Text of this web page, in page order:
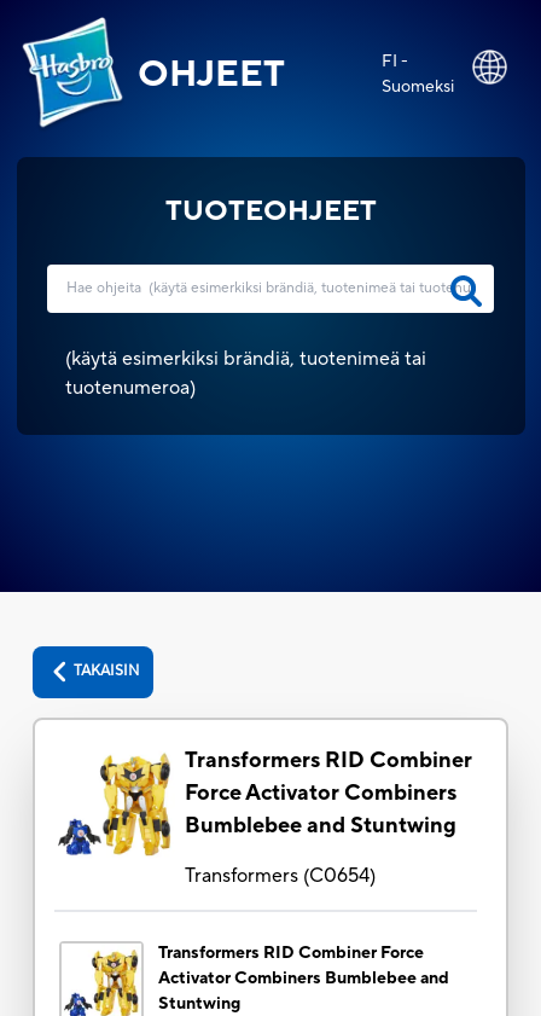
OHJEET
FI -
Suomeksi
TUOTEOHJEET
(käytä esimerkiksi brändiä, tuotenimeä tai
tuotenumeroa)
TAKAISIN
Transformers RID Combiner
Force Activator Combiners
Bumblebee and Stuntwing
Transformers(C0654)
Transformers RID Combiner Force
Activator Combiners Bumblebee and
Stuntwing